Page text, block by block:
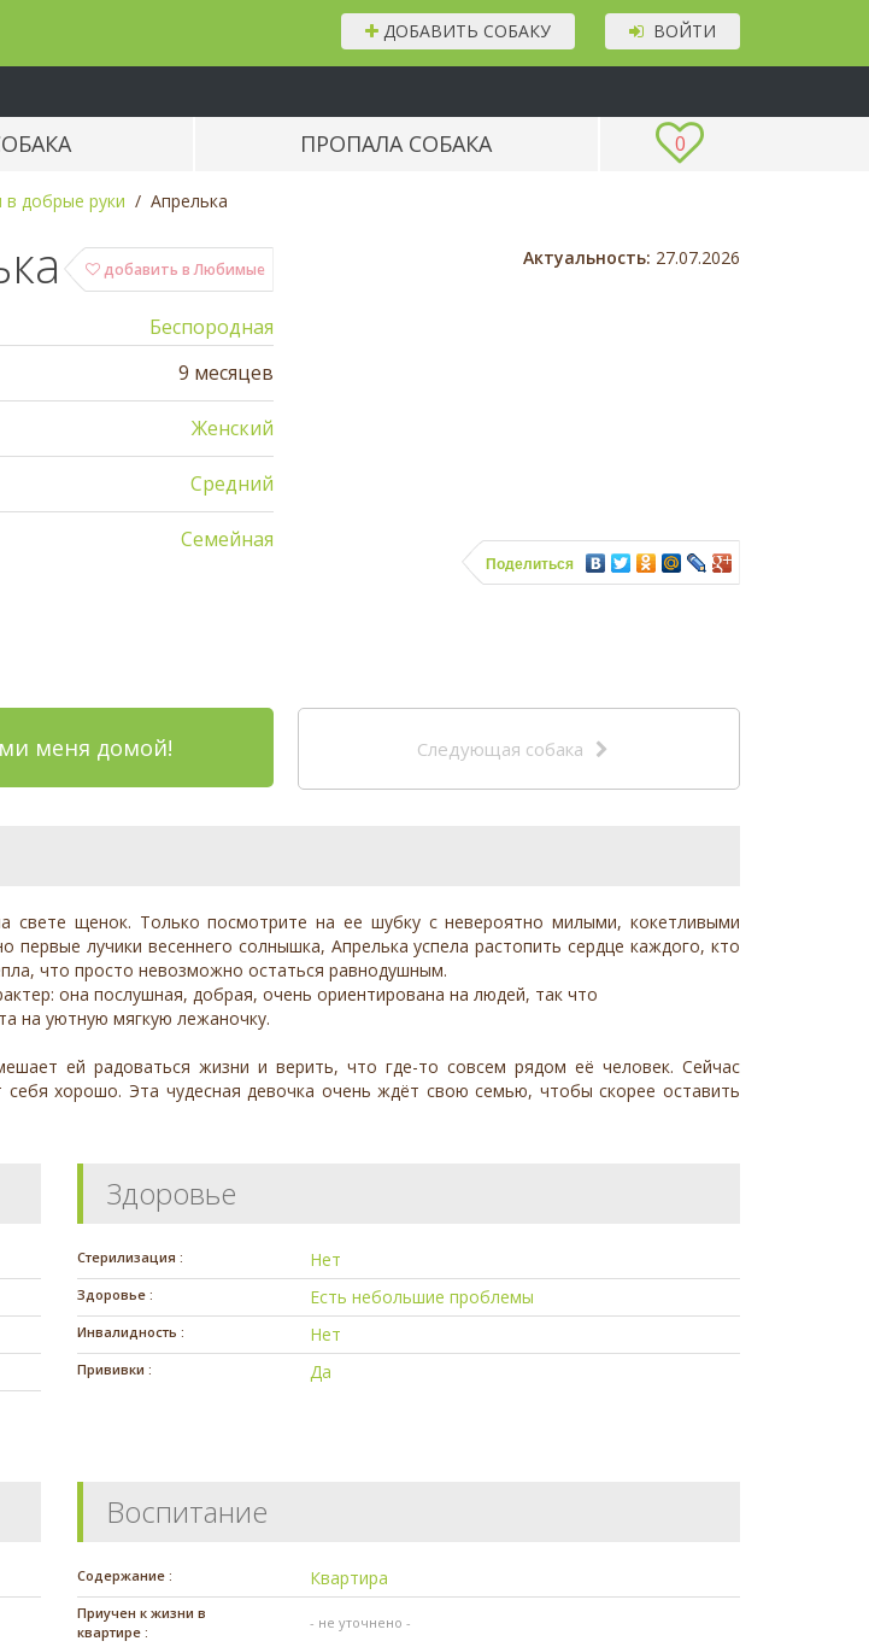
ВОЙТИ
ДОБАВИТЬ СОБАКУ
0
ПРОПАЛА СОБАКА
в добрые руки Апрелька
добавить в Любимые
Беспородная
9 месяцев
Женский
Средний
Семейная
Актуальность: 27.07.2026
Поделиться
меня домой! Следующая собака
свете щенок. Только посмотрите на ее шубку с невероятно милыми, кокетливыми
лучики весеннего солнышка, Апрелька успела растопить сердце каждого, кто
что просто невозможно остаться равнодушным.
она послушная, добрая, очень ориентирована на людей, так что
на уютную мягкую лежаночку.
ей радоваться жизни и верить, что где-то совсем рядом её человек. Сейчас
себя хорошо. Эта чудесная девочка очень ждёт свою семью, чтобы скорее оставить
Здоровье
Стерилизация : Нет
Здоровье : Есть небольшие проблемы
Инвалидность : Нет
Прививки : Да
Воспитание
Содержание : Квартира
Приучен к жизни в
квартире :
- не уточнено -